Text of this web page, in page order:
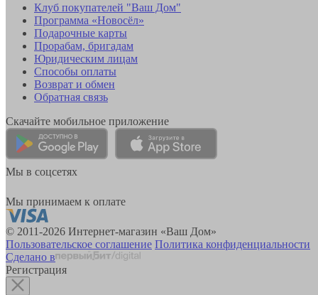
Клуб покупателей "Ваш Дом"
Программа «Новосёл»
Подарочные карты
Прорабам, бригадам
Юридическим лицам
Способы оплаты
Возврат и обмен
Обратная связь
Скачайте мобильное приложение
Мы в соцсетях
Мы принимаем к оплате
© 2011-2026 Интернет-магазин «Ваш Дом»
Пользовательское соглашение Политика конфиденциальности
Сделано в
Регистрация